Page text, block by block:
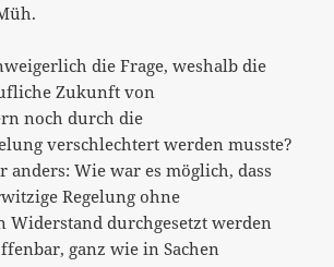
die Frage, weshalb die
Zukunft von
noch durch die
verschlechtert werden musste?
anders: Wie war es möglich, dass
Regelung ohne
Widerstand durchgesetzt werden
ganz wie in Sachen